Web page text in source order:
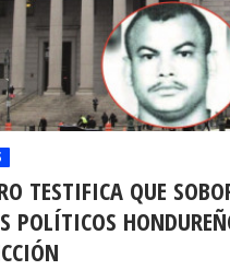
TESTIFICA QUE
POLÍTICOS